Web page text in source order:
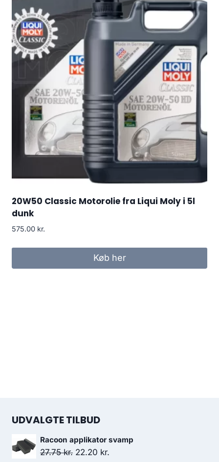
20W50 Classic Motorolie fra Liqui Moly i 5l
dunk
575.00 kr.
Køb her
UDVALGTE TILBUD
Racoon applikator svamp
27.75kr. Den
22.20 kr.